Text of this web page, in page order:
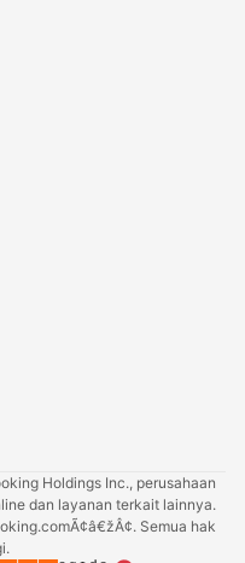
Holdings Inc., perusahaan
dan layanan terkait lainnya.
Semua hak